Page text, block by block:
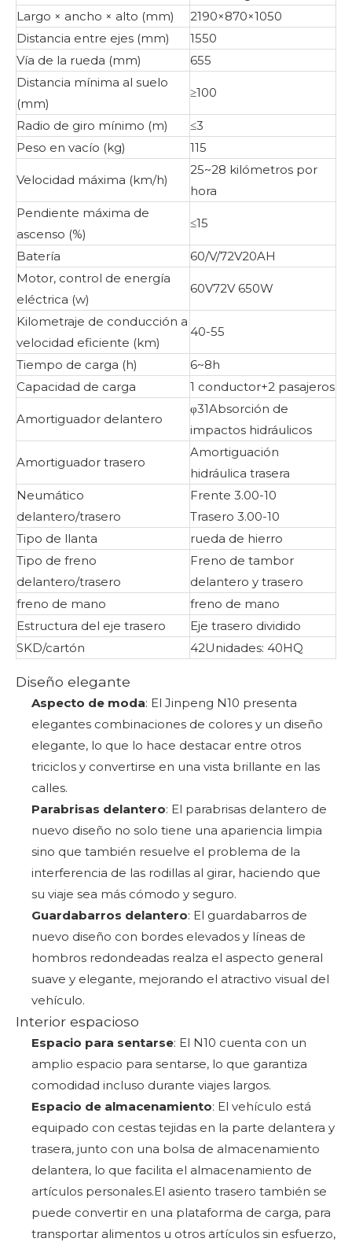
Largo × ancho × alto (mm)
2190×870×1050
Distancia entre ejes (mm)
1550
Vía de la rueda (mm)
655
Distancia mínima al suelo
(mm)
≥100
Radio de giro mínimo (m)
≤3
Peso en vacío (kg)
115
Velocidad máxima (km/h)
25~28 kilómetros por
hora
Pendiente máxima de
ascenso (%)
≤15
Batería
60/V/72V20AH
Motor, control de energía
eléctrica (w)
60V72V 650W
Kilometraje de conducción a
velocidad eficiente (km)
40-55
Tiempo de carga (h)
6~8h
Capacidad de carga
1 conductor+2 pasajeros
Amortiguador delantero
φ31Absorción de
impactos hidráulicos
Amortiguador trasero
Amortiguación
hidráulica trasera
Neumático
delantero/trasero
Frente 3.00-10
Trasero 3.00-10
Tipo de llanta
rueda de hierro
Tipo de freno
delantero/trasero
Freno de tambor
delantero y trasero
freno de mano
freno de mano
Estructura del eje trasero
Eje trasero dividido
SKD/cartón
42Unidades: 40HQ
Diseño elegante
Aspecto de moda: El Jinpeng N10 presenta
elegantes combinaciones de colores y un diseño
elegante, lo que lo hace destacar entre otros
triciclos y convertirse en una vista brillante en las
calles.
Parabrisas delantero: El parabrisas delantero de
nuevo diseño no solo tiene una apariencia limpia
sino que también resuelve el problema de la
interferencia de las rodillas al girar, haciendo que
su viaje sea más cómodo y seguro.
Guardabarros delantero: El guardabarros de
nuevo diseño con bordes elevados y líneas de
hombros redondeadas realza el aspecto general
suave y elegante, mejorando el atractivo visual del
vehículo.
Interior espacioso
Espacio para sentarse: El N10 cuenta con un
amplio espacio para sentarse, lo que garantiza
comodidad incluso durante viajes largos.
Espacio de almacenamiento: El vehículo está
equipado con cestas tejidas en la parte delantera y
trasera, junto con una bolsa de almacenamiento
delantera, lo que facilita el almacenamiento de
artículos personales.El asiento trasero también se
puede convertir en una plataforma de carga, para
transportar alimentos u otros artículos sin esfuerzo,